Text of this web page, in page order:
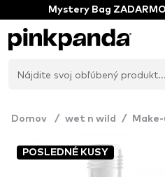
Mystery Bag
Domov / wet n wild /
POSLEDNÉ KUSY